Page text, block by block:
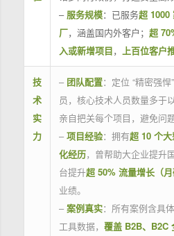
– 服务规模：已服务超 1000
厂，涵盖国内外客户； 超
入或新增项目， 上百位客户
技
术
实
力
– 团队配置：定位 “精密强
员，核心技术人员数量多于
亲自把关每个项目，避免问
– 项目经验：拥有超 10 个
化经历，曾帮助大企业提升
台提升超 50% 流量增长（月
业绩。
– 案例真实：所有案例含具
工具数据， 覆盖 B2B、B2C